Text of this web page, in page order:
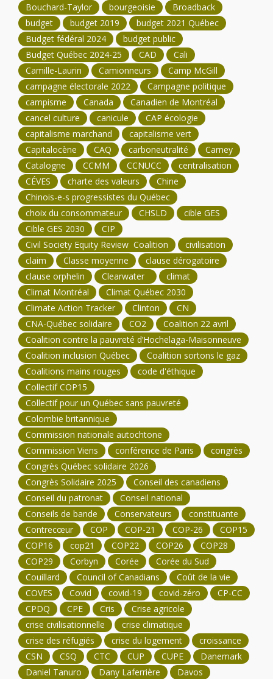
Bouchard-Taylor bourgeoisie
Broadback
budget
budget 2019
budget 2021 Québec
Budget fédéral 2024
budget public
Budget Québec 2024-25
CAD
Cali
Camille-Laurin
Camionneurs
Camp McGill
campagne électorale 2022
Campagne politique
campisme
Canada
Canadien de Montréal
cancel culture
canicule
CAP écologie
capitalisme marchand
capitalisme vert
Capitalocène
CAQ carboneutralité
Carney
Catalogne
CCMM CCNUCC
centralisation
CÉVES
charte des valeurs
Chine
Chinois-e-s progressistes du Québec
choix du consommateur
CHSLD
cible GES
Cible GES 2030
CIP
Civil Society Equity Review Coalition
civilisation
claim
Classe moyenne
clause dérogatoire
clause orphelin
Clearwater
climat
Climat Montréal
Climat Québec 2030
Climate Action Tracker
Clinton
CN
CNA-Québec solidaire
CO2
Coalition 22 avril
Coalition contre la pauvreté d’Hochelaga-Maisonneuve
Coalition inclusion Québec
Coalition sortons le gaz
Coalitions mains rouges
code d'éthique
Collectif COP15
Collectif pour un Québec sans pauvreté
Colombie britannique
Commission nationale autochtone
Commission Viens
conférence de Paris
congrès
Congrès Québec solidaire 2026
Congrès Solidaire 2025
Conseil des canadiens
Conseil du patronat
Conseil national
Conseils de bande
Conservateurs
constituante
Contrecœur
COP COP-21 COP-26
COP15
COP16
cop21 COP22 COP26
COP28
COP29
Corbyn Corée
Corée du Sud
Couillard
Council of Canadians
Coût de la vie
COVES
Covid covid-19 covid-zéro
CP-CC
CPDQ
CPE Cris
Crise agricole
crise civilisationnelle
crise climatique
crise des réfugiés
crise du logement
croissance
CSN
CSQ CTC CUP CUPE
Danemark
Daniel Tanuro
Dany Laferrière
Davos